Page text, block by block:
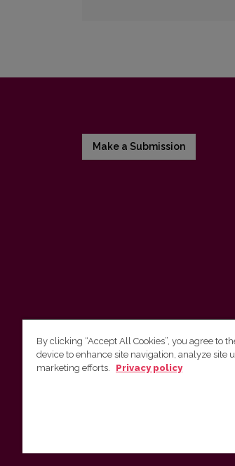
Make a Submission
Vilnius University Press
By clicking “Accept All Cookies”, you agree to
device to enhance site navigation, analyze site
marketing efforts.
Privacy policy